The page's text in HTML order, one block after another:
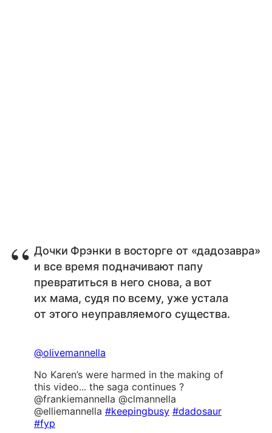
Дочки Фрэнки в восторге от «дадозавра»
и все время подначивают папу
превратиться в него снова, а вот
их мама, судя по всему, уже устала
от этого неуправляемого существа.
@olivemannella
No Karen’s were harmed in the making of
this video... the saga continues ?
@frankiemannella @clmannella
@elliemannella #keepingbusy #dadosaur
#fyp